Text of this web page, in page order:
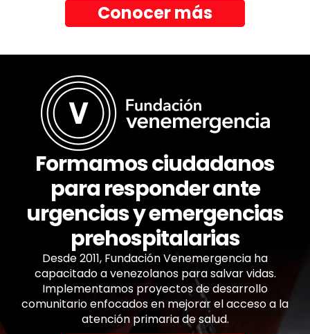
Conocer más
Formamos ciudadanos
para responder ante
urgencias y emergencias
prehospitalarias
Desde 2011, Fundación Venemergencia ha
capacitado a venezolanos para salvar vidas.
Implementamos proyectos de desarrollo
comunitario enfocados en mejorar el acceso a la
atención primaria de salud.